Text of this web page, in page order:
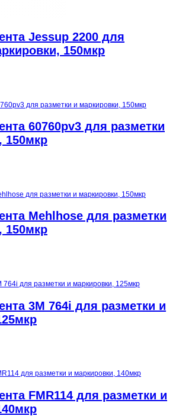
Jessup 2200 для
150мкр
60760pv3 для разметки
150мкр
Mehlhose для разметки
150мкр
3M 764i для разметки и
FMR114 для разметки и